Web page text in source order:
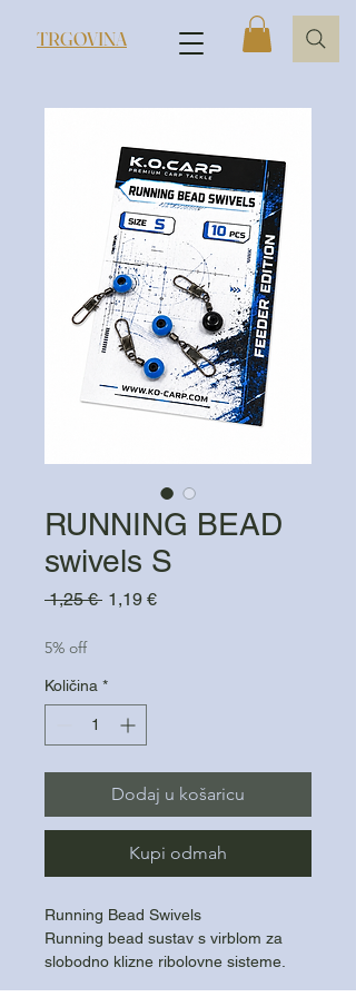
TRGOVINA
RUNNING BEAD
swivels S
1,25 € Redovna
1,19 €Cijena
5% off
Količina *
Dodaj u košaricu
Kupi odmah
Running Bead Swivels
Running bead sustav s virblom za
slobodno klizne ribolovne sisteme.